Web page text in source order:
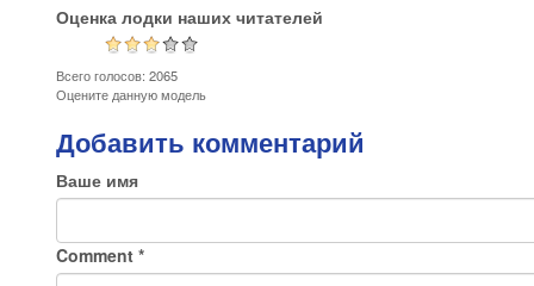
Оценка лодки наших читателей
Всего голосов: 2065
Оцените данную модель
Добавить комментарий
Ваше имя
Comment *